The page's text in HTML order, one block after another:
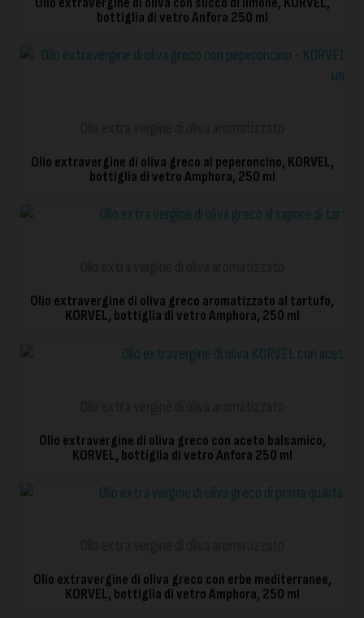
bottiglia di vetro Anfora 250 ml
Olio extravergine di oliva greco al peperoncino, KORVEL,
bottiglia di vetro Amphora, 250 ml
VISTA RAPIDA
Olio extravergine di oliva greco aromatizzato al tartufo,
KORVEL, bottiglia di vetro Amphora, 250 ml
VISTA RAPIDA
Olio extravergine di oliva greco con aceto balsamico,
KORVEL, bottiglia di vetro Anfora 250 ml
VISTA RAPIDA
Olio extravergine di oliva greco con erbe mediterranee,
KORVEL, bottiglia di vetro Amphora, 250 ml